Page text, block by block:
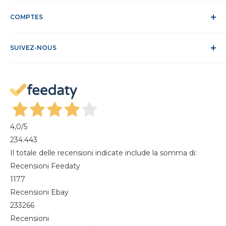
Politique relative aux cookies
Site sécurisé
FAQ
COMPTES
S'identifier
Magazine
SUIVEZ-NOUS
4,0/5
234.443
Il totale delle recensioni indicate include la somma di:
Recensioni Feedaty
1177
Recensioni Ebay
233266
Recensioni